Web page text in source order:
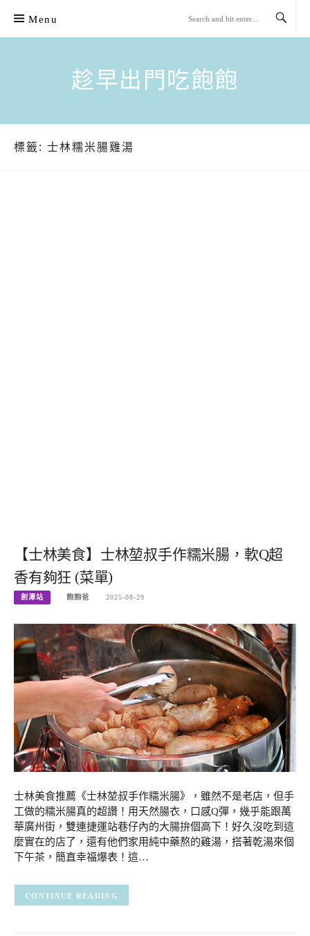
content
Menu
趁早出門吃飽飽
標籤: 士林糯米腸雞湯
【士林美食】士林堃叔手作糯米腸，軟Q超
香有夠狂 (菜單)
劍潭站 飽飽爸 2025-08-29
士林美食推薦《士林堃叔手作糯米腸》，雖然不是老店，但手
工做的糯米腸真的超讚！用天然腸衣，口感Q彈，幾乎能跟萬
華廣州街，雙連捷運站巷仔內的大腸拚個高下！好久沒吃到這
麼實在的店了，還有他們家用純中藥熬的雞湯，搭著乾湯來個
下午茶，簡直幸福爆表！這…
CONTINUE READING